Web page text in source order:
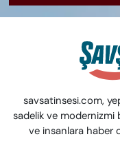
savsatinsesi.com,
sadelik ve modernizmi
ve insanlara haber